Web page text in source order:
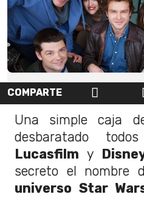
COMPARTE
Una simple caja
desbaratado
Lucasfilm y
secreto el nombre
universo Star